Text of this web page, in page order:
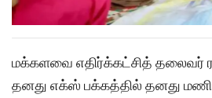
மக்களவை எதிர்க்கட்சித் தலைவர்
தனது எக்ஸ் பக்கத்தில் தனது